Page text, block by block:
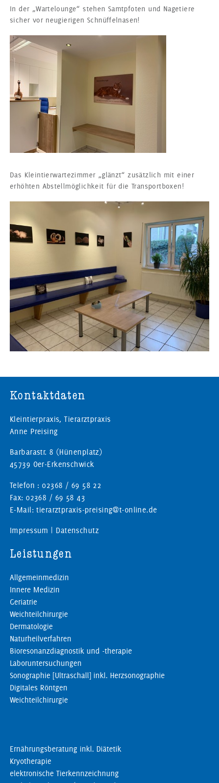
In der „Wartelounge“ stehen Samtpfoten und Nagetiere
sicher vor neugierigen Schnüffelnasen!
Das Kleintierwartezimmer „glänzt“ zusätzlich mit einer
erhöhten Abstellmöglichkeit für die Transportboxen!
Kontaktdaten
Kleintierpraxis, Tierarztpraxis
Anne Preising
Barbarastr. 8 (Hünenplatz)
45739 Oer-Erkenschwick
Telefon : 02368 / 69 58 22
Fax: 02368 / 69 58 43
E-Mail: tierarztpraxis-preising@t-online.de
Impressum | Datenschutz
Leistungen
Allgemeinmedizin
Innere Medizin
Geriatrie
Weichteilchirurgie
Dermatologie
Naturheilverfahren
Bioresonanzdiagnostik und -therapie
Laboruntersuchungen
Sonographie [Ultraschall] inkl. Herzsonographie
Digitales Röntgen
Weichteilchirurgie
Ernährungsberatung inkl. Diätetik
Kryotherapie
elektronische Tierkennzeichnung